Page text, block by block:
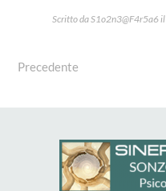
Scritto daS1o2n3@F4r5a6il
Precedente